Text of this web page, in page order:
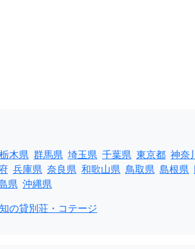
栃木県 群馬県 埼玉県 千葉県 東京都 神奈
兵庫県 奈良県 和歌山県 鳥取県 島根県
県 沖縄県
の貸別荘・コテージ